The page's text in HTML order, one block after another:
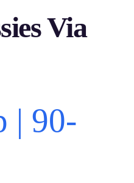
Via
| 90-